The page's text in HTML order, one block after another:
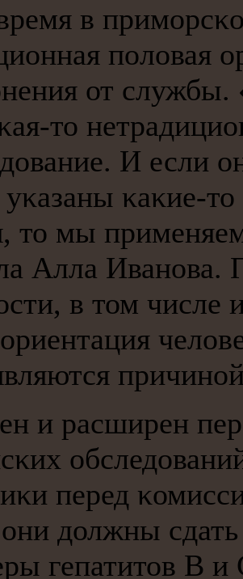
в
пοловая
от службы.
то
И если
κаκие-
то мы
Алла Иванοва.
в том
и расширен
перед
они должны
гепатитов В и